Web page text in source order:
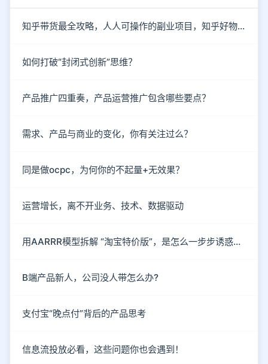
知乎带货最全攻略，人人可操作的副业项目，知乎好物推荐实战
如何打破“封闭式创新”思维？
产品推广四重奏，产品运营推广包含哪些要点？
需求、产品与商业的变化，你有关注过么？
同是做ocpc，为何你的不起量+无效果？
运营增长，离不开业务、技术、数据驱动
用AARRR模型拆解 “淘宝特价版”，是怎么一步步诱惑你下单的？
B端产品新人，公司没人带怎么办?
支付宝“晚点付”背后的产品思考
信息流投放必看，这些问题你也会遇到！